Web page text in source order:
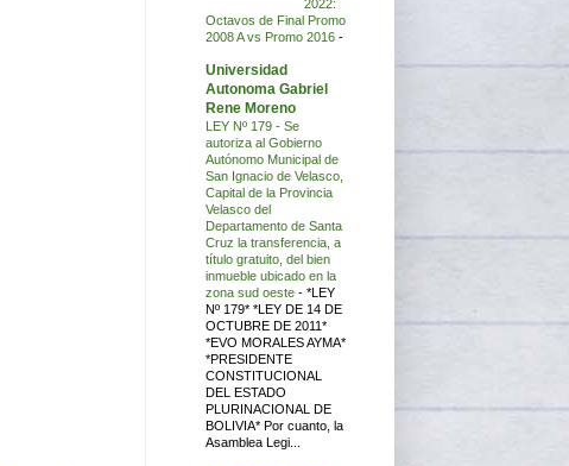
2022:
Octavos de Final Promo
2008 A vs Promo 2016 -
Universidad
Autonoma Gabriel
Rene Moreno
LEY Nº 179 - Se
autoriza al Gobierno
Autónomo Municipal de
San Ignacio de Velasco,
Capital de la Provincia
Velasco del
Departamento de Santa
Cruz la transferencia, a
título gratuito, del bien
inmueble ubicado en la
zona sud oeste - *LEY
Nº 179* *LEY DE 14 DE
OCTUBRE DE 2011*
*EVO MORALES AYMA*
*PRESIDENTE
CONSTITUCIONAL
DEL ESTADO
PLURINACIONAL DE
BOLIVIA* Por cuanto, la
Asamblea Legi...